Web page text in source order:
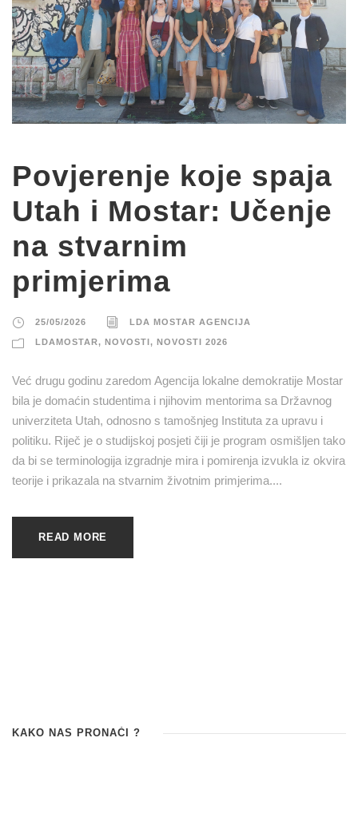
Povjerenje koje spaja
Utah i Mostar: Učenje
na stvarnim
primjerima
25/05/2026 LDA MOSTAR AGENCIJA
LDAMOSTAR, NOVOSTI, NOVOSTI 2026
Već drugu godinu zaredom Agencija lokalne demokratije Mostar
bila je domaćin studentima i njihovim mentorima sa Državnog
univerziteta Utah, odnosno s tamošnjeg Instituta za upravu i
politiku. Riječ je o studijskoj posjeti čiji je program osmišljen tako
da bi se terminologija izgradnje mira i pomirenja izvukla iz okvira
teorije i prikazala na stvarnim životnim primjerima....
READ MORE
KAKO NAS PRONAĆI ?